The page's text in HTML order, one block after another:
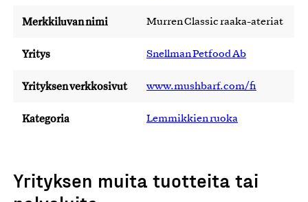
Merkkiluvan nimi Murren Classic raaka-ateriat
Yritys Snellman Petfood Ab
Yrityksen verkkosivut www.mushbarf.com/fi
Kategoria Lemmikkien ruoka
Yrityksen muita tuotteita tai